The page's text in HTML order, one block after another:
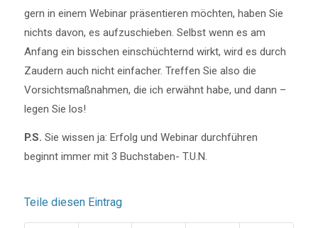
gern in einem Webinar präsentieren möchten, haben Sie
nichts davon, es aufzuschieben. Selbst wenn es am
Anfang ein bisschen einschüchternd wirkt, wird es durch
Zaudern auch nicht einfacher. Treffen Sie also die
Vorsichtsmaßnahmen, die ich erwähnt habe, und dann –
legen Sie los!
P.S. Sie wissen ja: Erfolg und Webinar durchführen
beginnt immer mit 3 Buchstaben- T.U.N.
Teile diesen Eintrag